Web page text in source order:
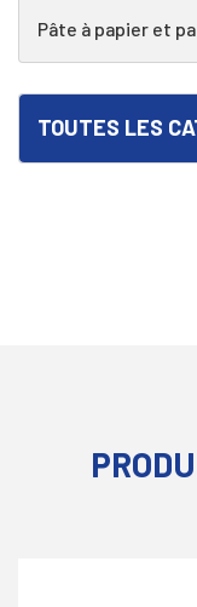
Pâte à papier et
TOUTES LES